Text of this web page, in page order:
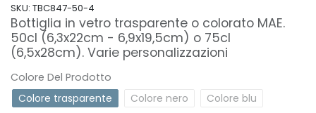
SKU: TBC847-50-4
Bottiglia in vetro trasparente o colorato MAE.
50cl (6,3x22cm - 6,9x19,5cm) o 75cl
(6,5x28cm). Varie personalizzazioni
Colore Del Prodotto
Colore trasparente
Colore nero
Colore blu